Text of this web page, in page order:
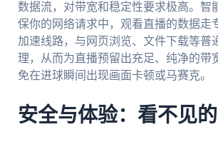
数据流，对带宽和稳定性要求极高。智
保你的网络请求中，观看直播的数据走
加速线路，与网页浏览、文件下载等普
理，从而为直播预留出充足、纯净的带
免在进球瞬间出现画面卡顿或马赛克。
安全与体验：看不见